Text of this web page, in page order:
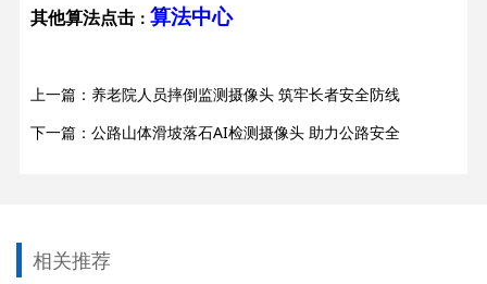
其他算法点击： 算法中心
上一篇：养老院人员摔倒监测摄像头 筑牢长者安全防线
下一篇：公路山体滑坡落石AI检测摄像头 助力公路安全
相关推荐